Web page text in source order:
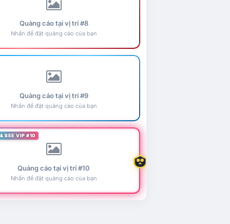
Quảng cáo tại vị trí #8
Nhấn để đặt quảng cáo của bạn
Quảng cáo tại vị trí #9
Nhấn để đặt quảng cáo của bạn
BEE VIP #10
Quảng cáo tại vị trí #10
Nhấn để đặt quảng cáo của bạn